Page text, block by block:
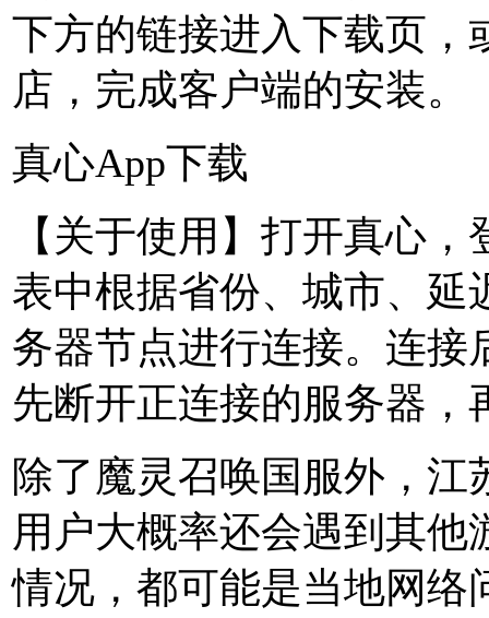
下方的链接进入下载页，
店，完成客户端的安装。
真心App下载
【关于使用】打开真心
表中根据省份、城市、延
务器节点进行连接。连接
先断开正连接的服务器，
除了魔灵召唤国服外，江
用户大概率还会遇到其他
情况，都可能是当地网络